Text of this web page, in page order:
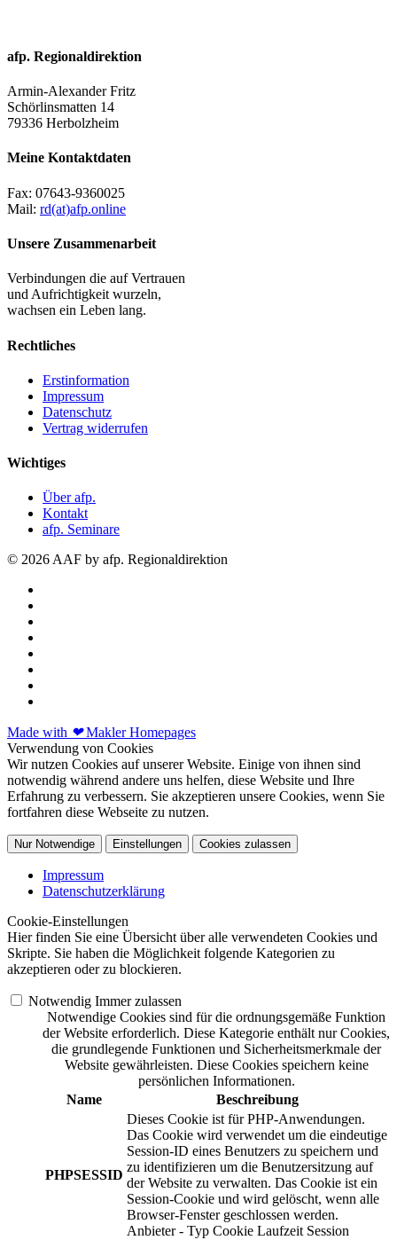
afp. Regionaldirektion
Armin-Alexander Fritz
Schörlinsmatten 14
79336 Herbolzheim
Meine Kontaktdaten
Fax: 07643-9360025
Mail: rd(at)afp.online
Unsere Zusammenarbeit
Verbindungen die auf Vertrauen
und Aufrichtigkeit wurzeln,
wachsen ein Leben lang.
Rechtliches
Erstinformation
Impressum
Datenschutz
Vertrag widerrufen
Wichtiges
Über afp.
Kontakt
afp. Seminare
© 2026 AAF by afp. Regionaldirektion
Made with ❤Makler Homepages
Verwendung von Cookies
Wir nutzen Cookies auf unserer Website. Einige von ihnen sind
notwendig während andere uns helfen, diese Website und Ihre
Erfahrung zu verbessern. Sie akzeptieren unsere Cookies, wenn Sie
fortfahren diese Webseite zu nutzen.
Nur Notwendige Einstellungen Cookies zulassen
Impressum
Datenschutzerklärung
Cookie-Einstellungen
Hier finden Sie eine Übersicht über alle verwendeten Cookies und
Skripte. Sie haben die Möglichkeit folgende Kategorien zu
akzeptieren oder zu blockieren.
Notwendig Immer zulassen
Notwendige Cookies sind für die ordnungsgemäße Funktion
der Website erforderlich. Diese Kategorie enthält nur Cookies,
die grundlegende Funktionen und Sicherheitsmerkmale der
Website gewährleisten. Diese Cookies speichern keine
persönlichen Informationen.
Name
Beschreibung
PHPSESSID
Dieses Cookie ist für PHP-Anwendungen.
Das Cookie wird verwendet um die eindeutige
Session-ID eines Benutzers zu speichern und
zu identifizieren um die Benutzersitzung auf
der Website zu verwalten. Das Cookie ist ein
Session-Cookie und wird gelöscht, wenn alle
Browser-Fenster geschlossen werden.
Anbieter - Typ Cookie Laufzeit Session